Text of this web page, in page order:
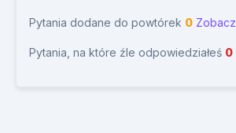
Pytania dodane do powtórek 0 Zobacz
Pytania, na które źle odpowiedziałeś 0